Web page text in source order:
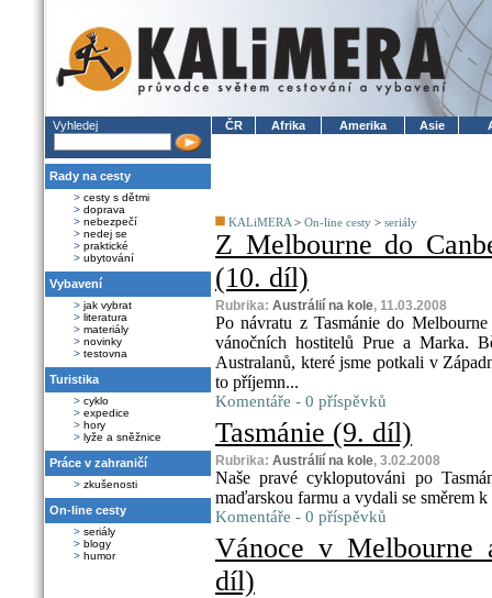
Vyhledej
Rady na cesty
> cesty s dětmi
> doprava
> nebezpečí
> nedej se
> praktické
> ubytování
Vybavení
> jak vybrat
> literatura
> materiály
> novinky
> testovna
Turistika
> cyklo
> expedice
> hory
> lyže a sněžnice
Práce v zahraničí
> zkušenosti
On-line cesty
> seriály
> blogy
> humor
ČR Afrika Amerika Asie
KALiMERA > On-line cesty > seriály
Z Melbourne do
(10. díl)
Rubrika: Austrálií na kole, 11.03.2008
Po návratu z Tasmánie do
vánočních hostitelů Prue a Marka.
Australanů, které jsme potkali v
to příjemn...
Komentáře - 0 příspěvků
Tasmánie (9. díl)
Rubrika: Austrálií na kole, 3.02.2008
Naše pravé cykloputováni po
maďarskou farmu a vydali se směrem
Komentáře - 0 příspěvků
Vánoce v Melbourne
díl)